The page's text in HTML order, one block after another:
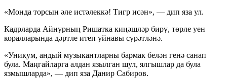
«Монда торсын әле истәлеккә! Тигр исән», — дип яза ул.
Кадрларда Айнурның Ришатка киңәшләр бирү, төрле уен
коралларында дәртле итеп уйнавы сурәтләнә.
«Уникум, андый музыкантларны бармак белән генә санап
була. Маңгайларга алдан язылган шул, ялгышлар да була
язмышларда», — дип яза Данир Сабиров.